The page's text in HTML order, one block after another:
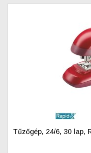
Tűzőgép, 24/6, 30 lap,